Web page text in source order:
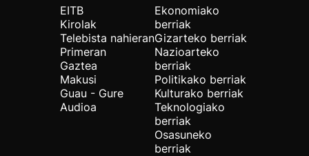
EITB
Kirolak
Telebista nahieran
Primeran
Gaztea
Makusi
Guau - Gure
Audioa
Ekonomiako
berriak
Gizarteko berriak
Nazioarteko
berriak
Politikako berriak
Kulturako berriak
Teknologiako
berriak
Osasuneko
berriak